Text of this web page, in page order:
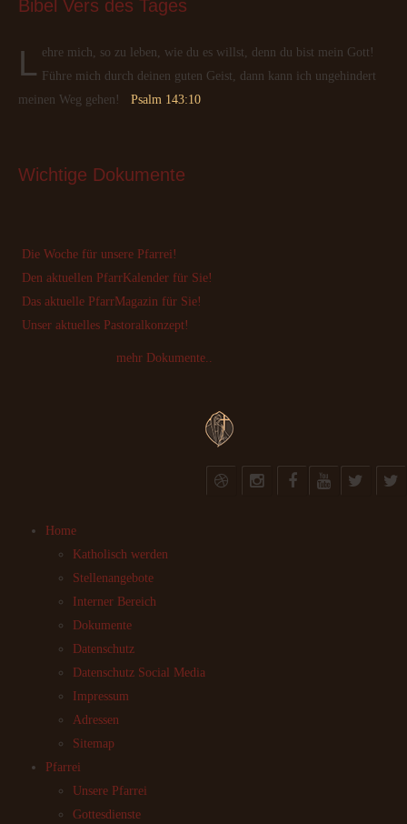
Bibel Vers des Tages
Lehre mich, so zu leben, wie du es willst, denn du bist mein Gott! Führe mich durch deinen guten Geist, dann kann ich ungehindert
meinen Weg gehen!
Psalm 143:10
Wichtige Dokumente
Die Woche für unsere Pfarrei!
Den aktuellen PfarrKalender für Sie!
Das aktuelle PfarrMagazin für Sie!
Unser aktuelles Pastoralkonzept!
mehr Dokumente..
Home
Katholisch werden
Stellenangebote
Interner Bereich
Dokumente
Datenschutz
Datenschutz Social Media
Impressum
Adressen
Sitemap
Pfarrei
Unsere Pfarrei
Gottesdienste